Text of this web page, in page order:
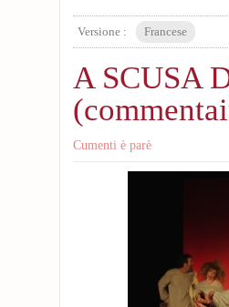
Versione : Francese
A SCUSA
Cumenti è parè